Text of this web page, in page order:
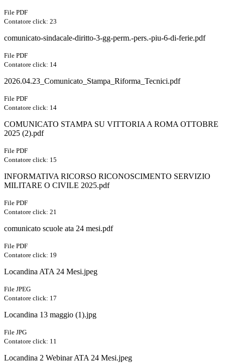
File PDF
Contatore click: 23
comunicato-sindacale-diritto-3-gg-perm.-pers.-piu-6-di-ferie.pdf
File PDF
Contatore click: 14
2026.04.23_Comunicato_Stampa_Riforma_Tecnici.pdf
File PDF
Contatore click: 14
COMUNICATO STAMPA SU VITTORIA A ROMA OTTOBRE
2025 (2).pdf
File PDF
Contatore click: 15
INFORMATIVA RICORSO RICONOSCIMENTO SERVIZIO
MILITARE O CIVILE 2025.pdf
File PDF
Contatore click: 21
comunicato scuole ata 24 mesi.pdf
File PDF
Contatore click: 19
Locandina ATA 24 Mesi.jpeg
File JPEG
Contatore click: 17
Locandina 13 maggio (1).jpg
File JPG
Contatore click: 11
Locandina 2 Webinar ATA 24 Mesi.jpeg